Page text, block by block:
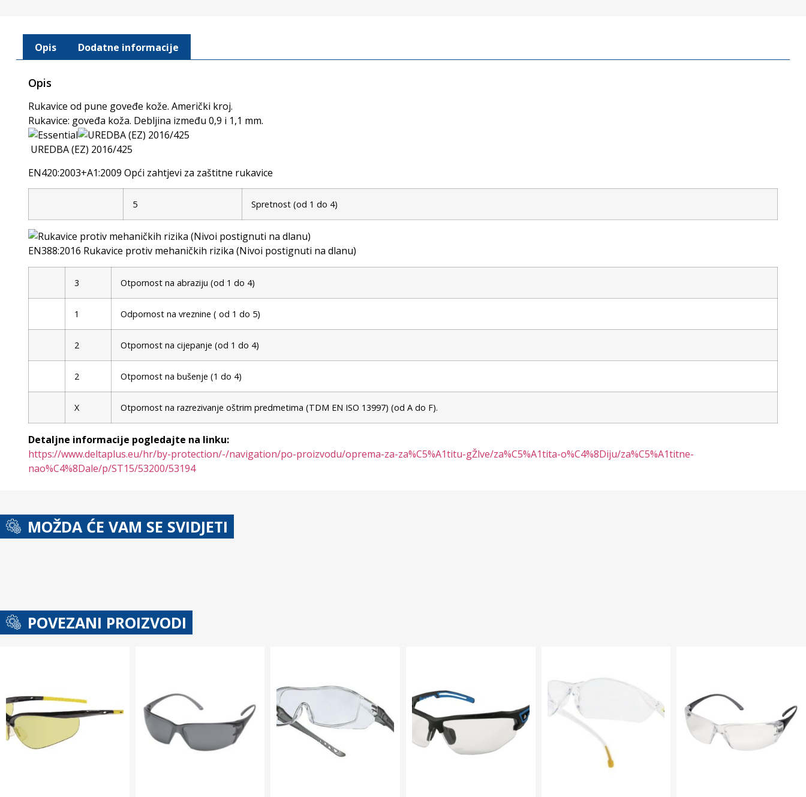
Opis Dodatne informacije
Opis
Rukavice od pune goveđe kože. Američki kroj.
Rukavice: goveđa koža. Debljina između 0,9 i 1,1 mm.
UREDBA (EZ) 2016/425
EN420:2003+A1:2009 Opći zahtjevi za zaštitne rukavice
5 Spretnost (od 1 do 4)
EN388:2016 Rukavice protiv mehaničkih rizika (Nivoi postignuti na dlanu)
3 Otpornost na abraziju (od 1 do 4)
1 Odpornost na vreznine ( od 1 do 5)
2 Otpornost na cijepanje (od 1 do 4)
2 Otpornost na bušenje (1 do 4)
X Otpornost na razrezivanje oštrim predmetima (TDM EN ISO 13997) (od A do F).
Detaljne informacije pogledajte na linku:
https://www.deltaplus.eu/hr/by-protection/-/navigation/po-proizvodu/oprema-za-za%C5%A1titu-gŽlve/za%C5%A1tita-o%C4%8Diju/za%C5%A1titne-
nao%C4%8Dale/p/ST15/53200/53194
MOŽDA ĆE VAM SE SVIDJETI
POVEZANI PROIZVODI